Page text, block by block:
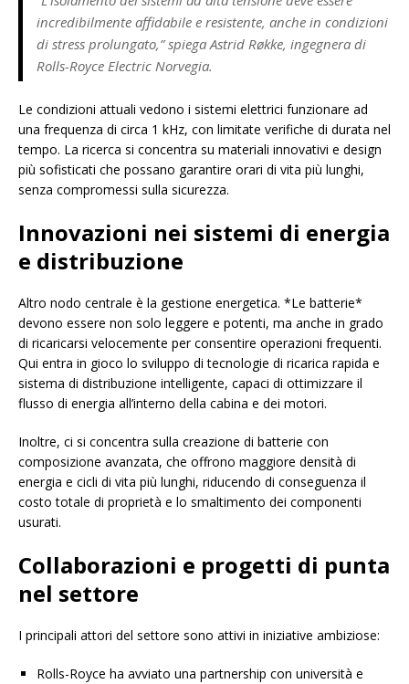
incredibilmente affidabile e resistente, anche in condizioni
di stress prolungato,” spiega Astrid Røkke, ingegnera di
Rolls-Royce Electric Norvegia.
Le condizioni attuali vedono i sistemi elettrici funzionare ad
una frequenza di circa 1 kHz, con limitate verifiche di durata nel
tempo. La ricerca si concentra su materiali innovativi e design
più sofisticati che possano garantire orari di vita più lunghi,
senza compromessi sulla sicurezza.
Innovazioni nei sistemi di energia
e distribuzione
Altro nodo centrale è la gestione energetica. *Le batterie*
devono essere non solo leggere e potenti, ma anche in grado
di ricaricarsi velocemente per consentire operazioni frequenti.
Qui entra in gioco lo sviluppo di tecnologie di ricarica rapida e
sistema di distribuzione intelligente, capaci di ottimizzare il
flusso di energia all’interno della cabina e dei motori.
Inoltre, ci si concentra sulla creazione di batterie con
composizione avanzata, che offrono maggiore densità di
energia e cicli di vita più lunghi, riducendo di conseguenza il
costo totale di proprietà e lo smaltimento dei componenti
usurati.
Collaborazioni e progetti di punta
nel settore
I principali attori del settore sono attivi in ​​iniziative ambiziose:
Rolls-Royce ha avviato una partnership con università e